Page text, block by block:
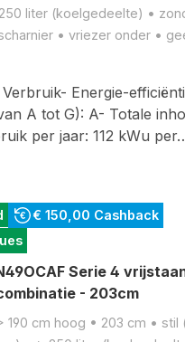
liter (koelgedeelte) •
• vriezer onder •
Energie-
A tot G): A- Totale
per jaar: 112 kWu
€ 150,00 Cashback
Serie 4
- 203cm
190 cm hoog • 203 cm • stil